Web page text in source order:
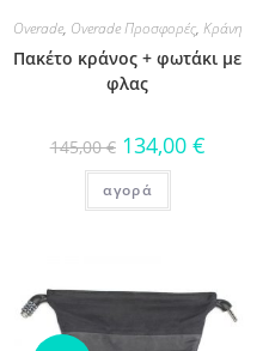
Overade, Overade Προσφορές, Κράνη
Πακέτο κράνος + φωτάκι με
φλας
145,00€ 134,00 €
αγορά